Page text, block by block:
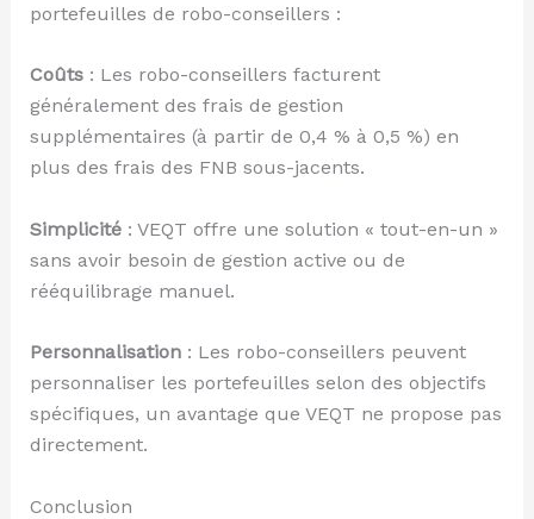
portefeuilles de robo-conseillers :
Coûts: Les robo-conseillers facturent
généralement des frais de gestion
supplémentaires (à partir de 0,4 % à 0,5 %) en
plus des frais des FNB sous-jacents.
Simplicité: VEQT offre une solution « tout-en-un »
sans avoir besoin de gestion active ou de
rééquilibrage manuel.
Personnalisation: Les robo-conseillers peuvent
personnaliser les portefeuilles selon des objectifs
spécifiques, un avantage que VEQT ne propose pas
directement.
Conclusion